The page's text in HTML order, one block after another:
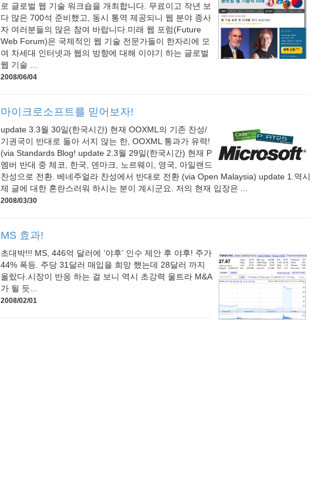
로 글로벌 웹 기술 워크숍을 개최합니다. 무료이고 작년 보
다 많은 700석 준비했고, 동시 통역 제공되니 웹 분야 종사
자 여러분들의 많은 참여 바랍니다.미래 웹 포럼(Future
Web Forum)은 국제적인 웹 기술 전문가들이 한자리에 모
여 차세대 인터넷과 웹의 방향에 대해 이야기 하는 글로벌
웹 기술 ...
2008/06/04
마이크로소프트를 믿어보자!
update 3.3월 30일(한국시간) 현재 OOXML의 기존 찬성/
기권국이 반대로 돌아 서지 않는 한, OOXML 통과가 유력!
(via Standards Blog! update 2.3월 29일(한국시간) 현재 P
멤버 반대 중 체코, 한국, 덴마크, 노르웨이, 영국, 아일랜드
찬성으로 전환. 베네주얼라 찬성에서 반대로 전환 (via Open Malaysia) update 1.역시
제 글에 대한 혼란스러워 하시는 분이 계시군요. 저의 현재 입장은 ...
2008/03/30
MS 효과!
초대박!!! MS, 446억 달러에 ‘야후’ 인수 제안 후 야후! 주가
44% 폭등. 주당 31달러 매입을 희망 했는데 28달러 까지
올랐다.시장이 반응 하는 걸 보니 역시 초강력 울트라 M&A
가 될 듯...
2008/02/01